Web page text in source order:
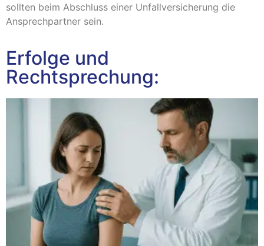
sollten beim Abschluss einer Unfallversicherung die
Ansprechpartner sein.
Erfolge und
Rechtsprechung: